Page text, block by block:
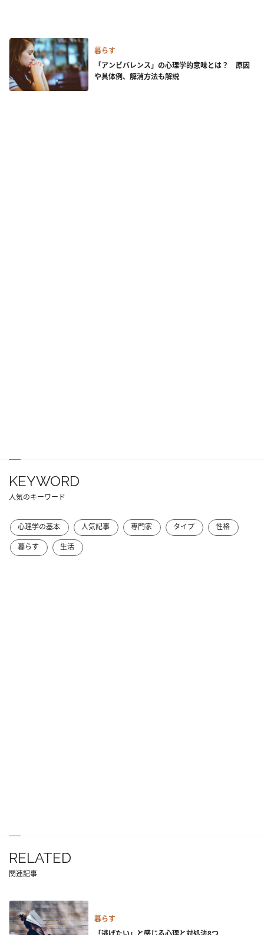
暮らす
「アンビバレンス」の心理学的意味とは？ 原因
や具体例、解消方法も解説
KEYWORD
人気のキーワード
心理学の基本 人気記事 専門家 タイプ
性格
暮らす
生活
RELATED
関連記事
暮らす